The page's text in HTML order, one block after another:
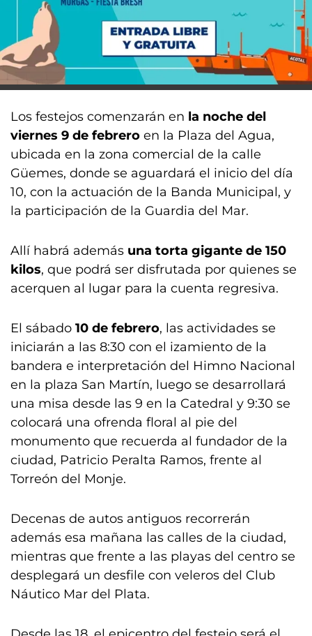
Los festejos comenzarán en la noche del
viernes 9 de febrero en la Plaza del Agua,
ubicada en la zona comercial de la calle
Güemes, donde se aguardará el inicio del día
10, con la actuación de la Banda Municipal, y
la participación de la Guardia del Mar.
Allí habrá además una torta gigante de 150
kilos, que podrá ser disfrutada por quienes se
acerquen al lugar para la cuenta regresiva.
El sábado 10 de febrero, las actividades se
iniciarán a las 8:30 con el izamiento de la
bandera e interpretación del Himno Nacional
en la plaza San Martín, luego se desarrollará
una misa desde las 9 en la Catedral y 9:30 se
colocará una ofrenda floral al pie del
monumento que recuerda al fundador de la
ciudad, Patricio Peralta Ramos, frente al
Torreón del Monje.
Decenas de autos antiguos recorrerán
además esa mañana las calles de la ciudad,
mientras que frente a las playas del centro se
desplegará un desfile con veleros del Club
Náutico Mar del Plata.